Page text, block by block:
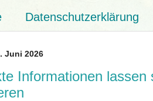
Datenschutzerklärung
Juni 2026
Informationen